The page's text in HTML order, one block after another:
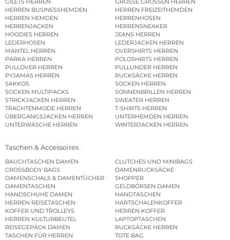
GILETS HERREN
GROSSE GRÖSSEN HERREN
HERREN BUSINESSHEMDEN
HERREN FREIZEITHEMDEN
HERREN HEMDEN
HERRENHOSEN
HERRENJACKEN
HERRENSNEAKER
HOODIES HERREN
JEANS HERREN
LEDERHOSEN
LEDERJACKEN HERREN
MÄNTEL HERREN
OVERSHIRTS HERREN
PARKA HERREN
POLOSHIRTS HERREN
PULLOVER HERREN
PULLUNDER HERREN
PYJAMAS HERREN
RUCKSÄCKE HERREN
SAKKOS
SOCKEN HERREN
SOCKEN MULTIPACKS
SONNENBRILLEN HERREN
STRICKJACKEN HERREN
SWEATER HERREN
TRACHTENMODE HERREN
T-SHIRTS HERREN
ÜBERGANGSJACKEN HERREN
UNTERHEMDEN HERREN
UNTERWÄSCHE HERREN
WINTERJACKEN HERREN
Taschen & Accessoires
BAUCHTASCHEN DAMEN
CLUTCHES UND MINIBAGS
CROSSBODY BAGS
DAMENRUCKSÄCKE
DAMENSCHALS & DAMENTÜCHER
SHOPPER
DAMENTASCHEN
GELDBÖRSEN DAMEN
HANDSCHUHE DAMEN
HANDTASCHEN
HERREN REISETASCHEN
HARTSCHALENKOFFER
KOFFER UND TROLLEYS
HERREN KOFFER
HERREN KULTURBEUTEL
LAPTOPTASCHEN
REISEGEPÄCK DAMEN
RUCKSÄCKE HERREN
TASCHEN FÜR HERREN
TOTE BAG